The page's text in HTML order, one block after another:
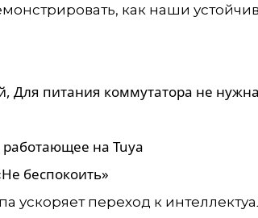
как наши
Для питания коммутатора не нужна
на Tuya
беспокоить»
ускоряет переход к